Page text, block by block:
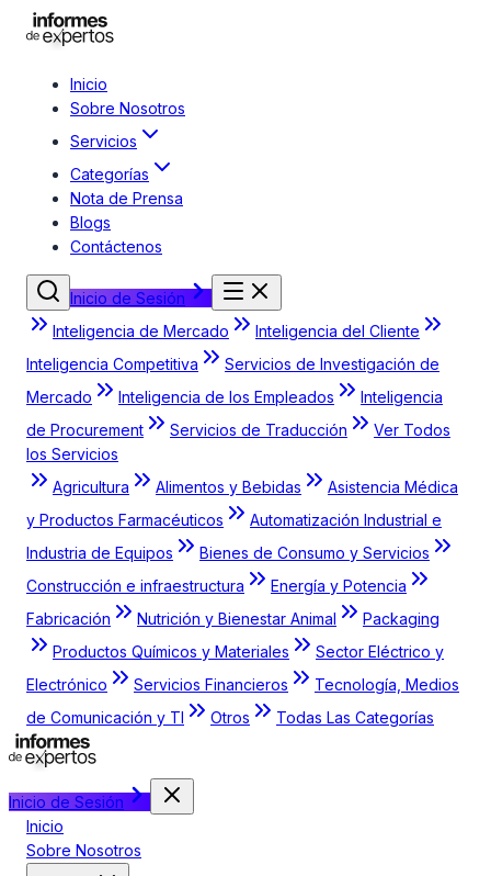
Inicio
Sobre Nosotros
Servicios
Categorías
Nota de Prensa
Blogs
Contáctenos
Inicio de Sesión
Inteligencia de Mercado
Inteligencia del Cliente
Inteligencia Competitiva
Servicios de Investigación de
Mercado
Inteligencia de los Empleados
Inteligencia
de Procurement
Servicios de Traducción
Ver Todos
los Servicios
Agricultura
Alimentos y Bebidas
Asistencia Médica
y Productos Farmacéuticos
Automatización Industrial e
Industria de Equipos
Bienes de Consumo y Servicios
Construcción e infraestructura
Energía y Potencia
Fabricación
Nutrición y Bienestar Animal
Packaging
Productos Químicos y Materiales
Sector Eléctrico y
Electrónico
Servicios Financieros
Tecnología, Medios
de Comunicación y TI
Otros Todas Las Categorías
Inicio de Sesión
Inicio
Sobre Nosotros